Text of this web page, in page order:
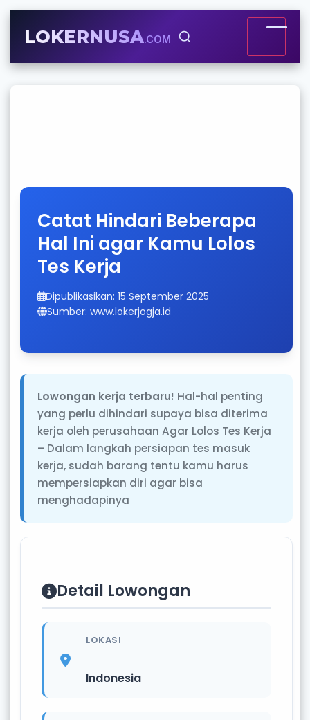
LOKERNUSA.COM
Catat Hindari Beberapa
Hal Ini agar Kamu Lolos
Tes Kerja
Dipublikasikan: 15 September 2025
Sumber: www.lokerjogja.id
Lowongan kerja terbaru! Hal-hal penting
yang perlu dihindari supaya bisa diterima
kerja oleh perusahaan Agar Lolos Tes Kerja
– Dalam langkah persiapan tes masuk
kerja, sudah barang tentu kamu harus
mempersiapkan diri agar bisa
menghadapinya
Detail Lowongan
LOKASI
Indonesia